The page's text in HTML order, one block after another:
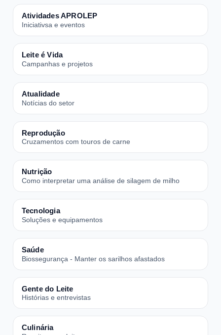
Atividades APROLEP
Iniciativsa e eventos
Leite é Vida
Campanhas e projetos
Atualidade
Notícias do setor
Reprodução
Cruzamentos com touros de carne
Nutrição
Como interpretar uma análise de silagem de milho
Tecnologia
Soluções e equipamentos
Saúde
Biossegurança - Manter os sarilhos afastados
Gente do Leite
Histórias e entrevistas
Culinária